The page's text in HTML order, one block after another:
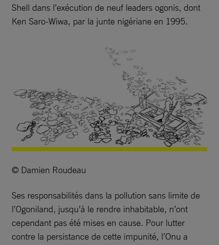
Shell dans l’exécution de neuf leaders ogonis, dont
Ken Saro-Wiwa, par la junte nigériane en 1995.
© Damien Roudeau
Ses responsabilités dans la pollution sans limite de
l’Ogoniland, jusqu’à le rendre inhabitable, n’ont
cependant pas été mises en cause. Pour lutter
contre la persistance de cette impunité, l’Onu a